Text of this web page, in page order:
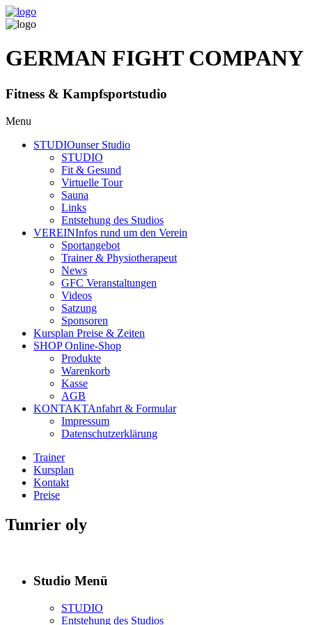
GERMAN FIGHT COMPANY
Fitness & Kampfsportstudio
Menu
STUDIOunser Studio
STUDIO
Fit & Gesund
Virtuelle Tour
Sauna
Links
Entstehung des Studios
VEREINInfos rund um den Verein
Sportangebot
Trainer& Physiotherapeut
News
GFC Veranstaltungen
Videos
Satzung
Sponsoren
Kursplan Preise & Zeiten
SHOPOnline-Shop
Produkte
Warenkorb
Kasse
AGB
KONTAKTAnfahrt & Formular
Impressum
Datenschutzerklärung
Trainer
Kursplan
Kontakt
Preise
Tunrier oly
Studio Menü
STUDIO
Entstehung des Studios